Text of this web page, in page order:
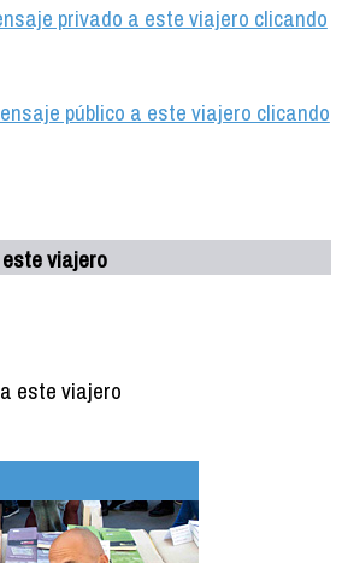
privado a este viajero clicando
público a este viajero clicando
viajero
este viajero